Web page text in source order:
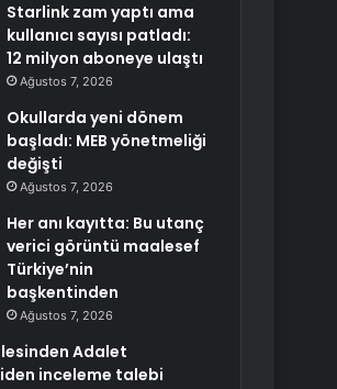
Starlink zam yaptı ama
kullanıcı sayısı patladı:
12 milyon aboneye ulaştı
Ağustos 7, 2026
Okullarda yeni dönem
başladı: MEB yönetmeliği
değişti
Ağustos 7, 2026
Her anı kayıtta: Bu utanç
verici görüntü maalesef
Türkiye’nin
başkentinden
Ağustos 7, 2026
Adalet
inceleme talebi